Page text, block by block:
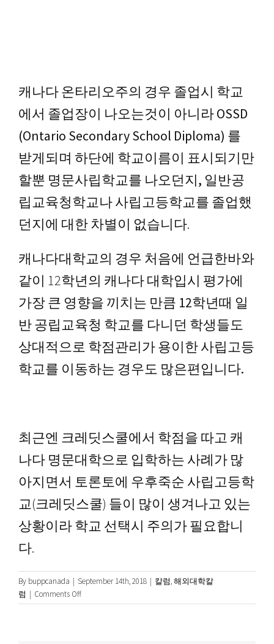
캐나다 온타리오주의 경우 졸업시 학교
에서 졸업장이 나오는것이 아니라OSSD
(Ontario Secondary School Diploma) 를
받게되며 하단에 학교이름이 표시되기만
할뿐 명문사립학교를 나오던지, 일반공
립교육청학교나 사립고등학교를 졸업했
던지에 대한 차별이 없습니다.
캐나다대학교의 경우 처음에 언급한바와
같이 12학년의 캐나다 대학입시 평가에
가장 큰 영향을 끼치는 만큼 12학년때 일
반 공립교육청 학교를 다니던 학생들도
상대적으로 학점관리가 용이한 사립고등
학교를 이동하는 경우도 많은편입니다.
최근엔 크레딧스쿨에서 학점을 따고 캐
나다 명문대학으로 입학하는 사례가 많
아지면서 토론토에 우후죽순 사립고등학
교(크레딧스쿨) 들이 많이 생겨나고 있는
상황이라 학교 선택시 주의가 필요합니
다.
By buppcanada | September 14th, 2018 | 칼럼,해외대학칼
럼 | Comments Offon
캐